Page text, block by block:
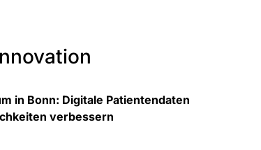
in Bonn: Digitale Patientendaten
verbessern